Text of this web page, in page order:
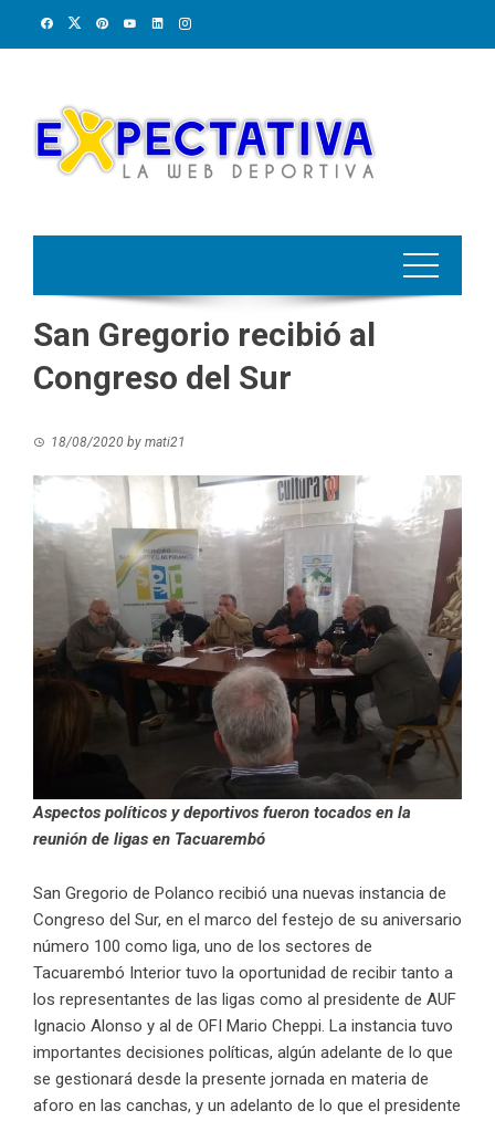
San Gregorio recibió al
Congreso del Sur
18/08/2020 by mati21
Aspectos políticos y deportivos fueron tocados en la
reunión de ligas en Tacuarembó
San Gregorio de Polanco recibió una nuevas instancia de
Congreso del Sur, en el marco del festejo de su aniversario
número 100 como liga, uno de los sectores de
Tacuarembó Interior tuvo la oportunidad de recibir tanto a
los representantes de las ligas como al presidente de AUF
Ignacio Alonso y al de OFI Mario Cheppi. La instancia tuvo
importantes decisiones políticas, algún adelante de lo que
se gestionará desde la presente jornada en materia de
aforo en las canchas, y un adelanto de lo que el presidente